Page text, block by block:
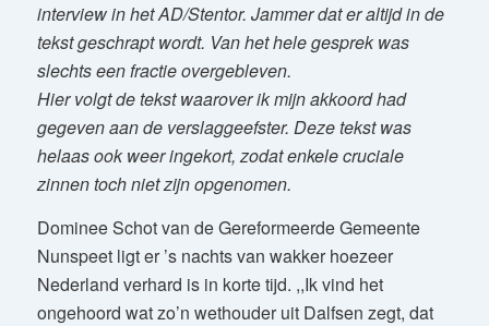
interview in het AD/Stentor. Jammer dat er altijd in de
tekst geschrapt wordt. Van het hele gesprek was
slechts een fractie overgebleven.
Hier volgt de tekst waarover ik mijn akkoord had
gegeven aan de verslaggeefster. Deze tekst was
helaas ook weer ingekort, zodat enkele cruciale
zinnen toch niet zijn opgenomen.
Dominee Schot van de Gereformeerde Gemeente
Nunspeet ligt er ’s nachts van wakker hoezeer
Nederland verhard is in korte tijd. ,,Ik vind het
ongehoord wat zo’n wethouder uit Dalfsen zegt, dat